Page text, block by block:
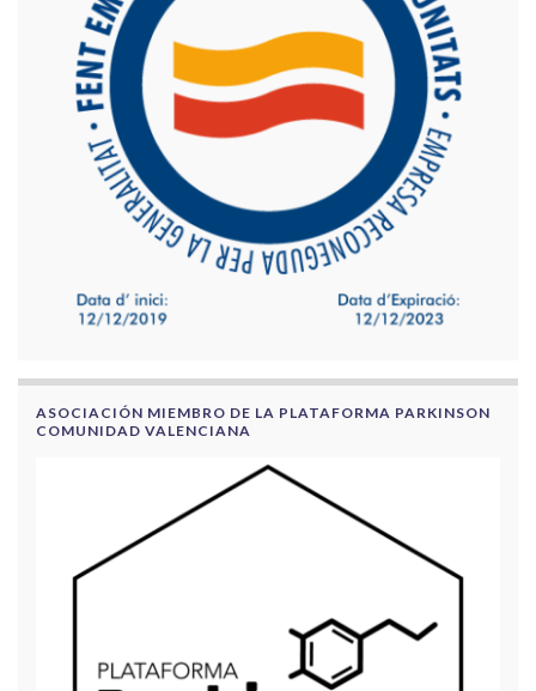
ASOCIACIÓN MIEMBRO DE LA PLATAFORMA PARKINSON
COMUNIDAD VALENCIANA